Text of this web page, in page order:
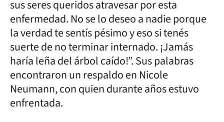
sus seres queridos atravesar por esta
enfermedad. No se lo deseo a nadie porque
la verdad te sentís pésimo y eso si tenés
suerte de no terminar internado. ¡Jamás
haría leña del árbol caído!”. Sus palabras
encontraron un respaldo en Nicole
Neumann, con quien durante años estuvo
enfrentada.